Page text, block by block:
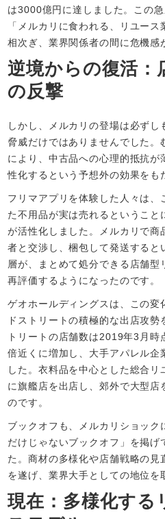
は3000億円に達しました。この
「メルカリに食われる、リユー
相次ぎ、業界関係者の間に危機感
逆境からの復活：
の反撃
しかし、メルカリの登場は必ず
脅威だけではありませんでした。
により、中古品への心理的抵抗
性化するという予想外の効果をも
フリマアプリを体験した人々は、
た不用品が実は売れるというこ
が活性化しました。メルカリで商
者と交渉し、梱包して発送すると
層が、まとめて処分できる店舗
再評価するようになったのです。
ゲオホールディングスは、この変
ドストリートの積極的な出店攻
トリートの店舗数は2019年3月
倍近くに増加し、大手アパレル企
した。衣料品を中心とした総合
に旗艦店を出店し、郊外で大型店
のです。
ブックオフも、メルカリショック
だけじゃないブックオフ」を掲げ
た。商材の多様化や店舗戦略の見
を遂げ、業界大手としての地位を
現在：多様化する